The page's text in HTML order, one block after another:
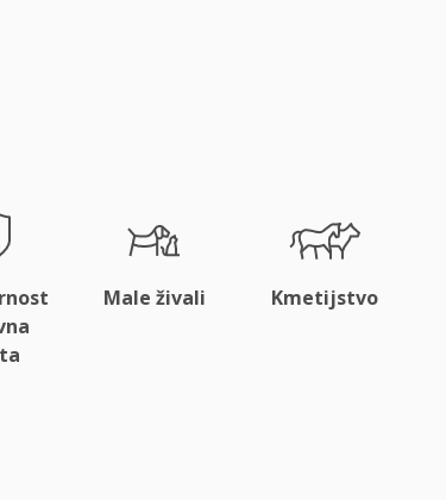
Male živali Kmetijstvo